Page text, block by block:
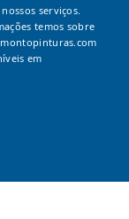
serviços.
temos sobre
em